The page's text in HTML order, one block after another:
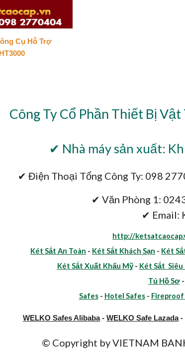
Cụ Hỗ Trợ
Công Ty Cổ Phần Thiết Bị
✔ Nhà máy sản xuất:
✔ Điện Thoại Tổng Công Ty: 098
✔ Văn Phòng 1:
✔ Email:
http://
Két Sắt An Toàn - Két Sắt Khách Sạn - Két
Két Sắt Xuất Khẩu Mỹ- Két Sắt
Tủ Hồ Sơ-
Safes- Hotel Safes- Fireproof
WELKO Safes Alibaba- WELKO Safe Lazada-
© Copyright by VIETNAM